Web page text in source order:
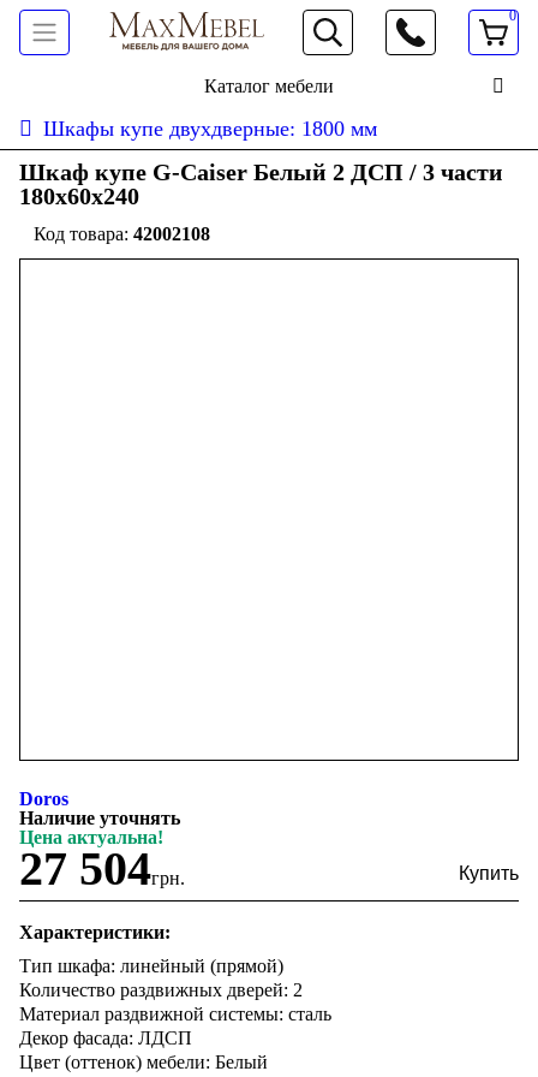
066 472 19 61
0
Каталог мебели
Шкафы купе двухдверные: 1800 мм
Шкаф купе G-Caiser Белый 2 ДСП / 3 части
180х60х240
42002108
Doros
Наличие уточнять
Цена актуальна!
27 504грн.
Характеристики:
Тип шкафа: линейный (прямой)
Количество раздвижных дверей: 2
Материал раздвижной системы: сталь
Декор фасада: ЛДСП
Цвет (оттенок) мебели: Белый